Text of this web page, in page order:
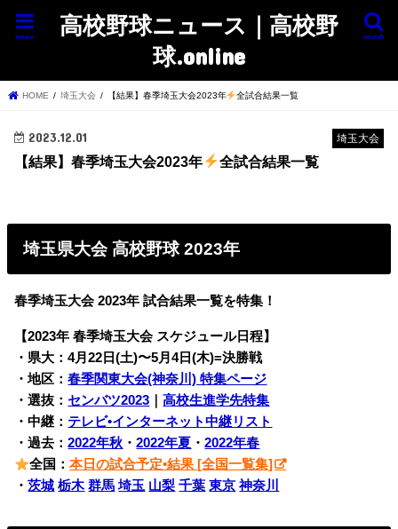
高校野球ニュース｜高校野
球.online
search
menu
HOME 埼玉大会 【結果】春季埼玉大会2023年 全試合結果一覧
埼玉大会
2023.12.01
【結果】春季埼玉大会2023年 全試合結果一覧
埼玉県大会 高校野球 2023年
春季埼玉大会 2023年 試合結果一覧を特集！
【2023年 春季埼玉大会 スケジュール日程】
・県大：4月22日(土)〜5月4日(木)=決勝戦
・地区：春季関東大会(神奈川) 特集ページ
・選抜： センバツ2023 ｜高校生進学先特集
・中継： テレビ•インターネット中継リスト
・過去：2022年秋 ・2022年夏 ・2022年春
全国：本日の試合予定•結果 [全国一覧集]
・茨城 栃木 群馬 埼玉 山梨 千葉 東京 神奈川